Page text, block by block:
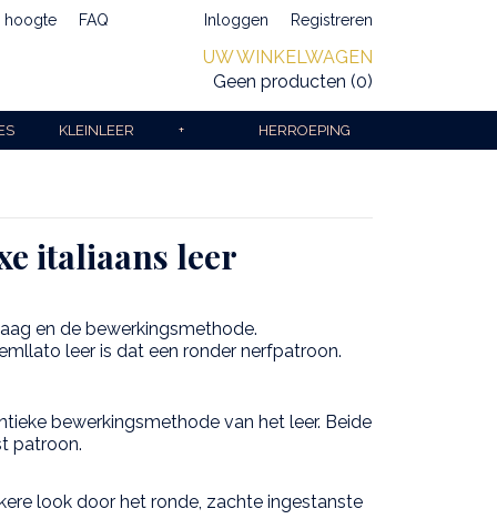
hoogte FAQ Inloggen Registreren
UW WINKELWAGEN
Geen producten (0)
HERROEPING
KLEINLEER +
italiaans leer
en de bewerkingsmethode.
leer is dat een ronder nerfpatroon.
bewerkingsmethode van het leer. Beide
patroon.
look door het ronde, zachte ingestanste